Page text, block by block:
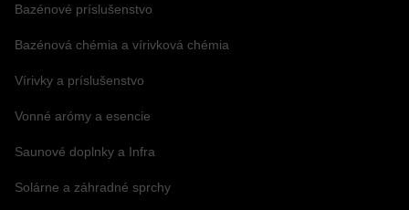
Bazénové príslušenstvo
Bazénová chémia a vírivková chémia
Vírivky a príslušenstvo
Vonné arómy a esencie
Saunové doplnky a Infra
Solárne a záhradné sprchy